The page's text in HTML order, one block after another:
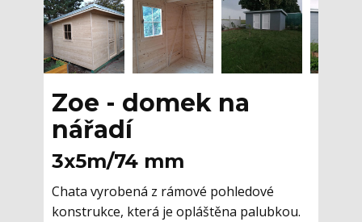
Zoe - domek na
nářadí
3x5m/74 mm
Chata vyrobená z rámové pohledové
konstrukce, která je opláštěna palubkou.